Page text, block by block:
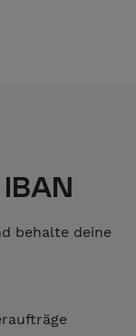
IBAN
behalte deine